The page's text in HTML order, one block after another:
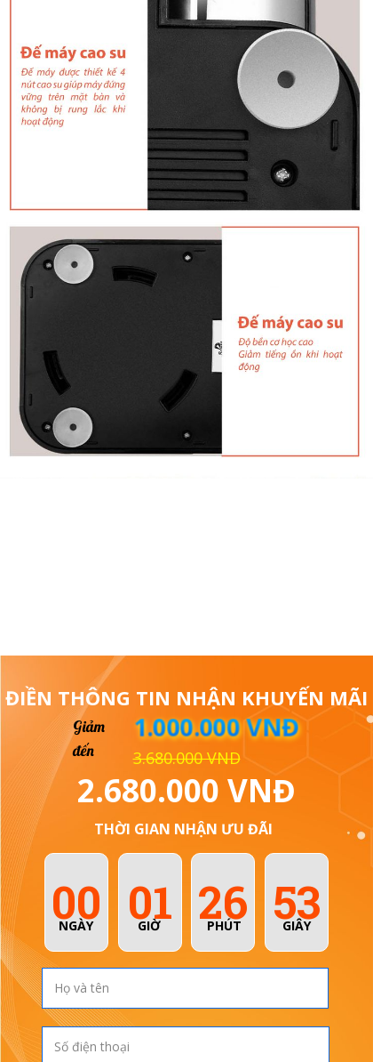
ĐIỀN THÔNG TIN NHẬN KHUYẾN MÃI
Giảm
đến
1.000.000 VNĐ
3.680.000 VND
2.680.000 VNĐ
THỜI GIAN NHẬN ƯU ĐÃI
00 01 26 52
NGÀY GIỜ PHÚT GIÂY